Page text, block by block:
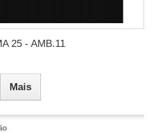
25 - AMB.11
Mais